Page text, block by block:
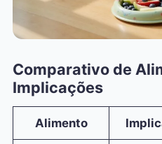
Comparativo de
Implicações
Alimento